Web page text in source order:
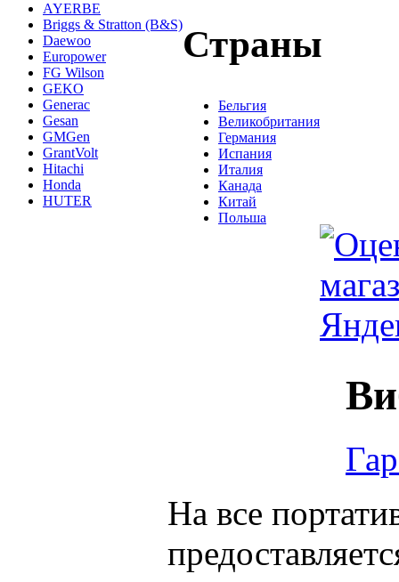
AYERBE
Briggs & Stratton (B&S)
Daewoo
Europower
FG Wilson
GEKO
Generac
Gesan
GMGen
GrantVolt
Hitachi
Honda
HUTER
Страны
Бельгия
Великобритания
Германия
Испания
Италия
Канада
Китай
Польша
На все